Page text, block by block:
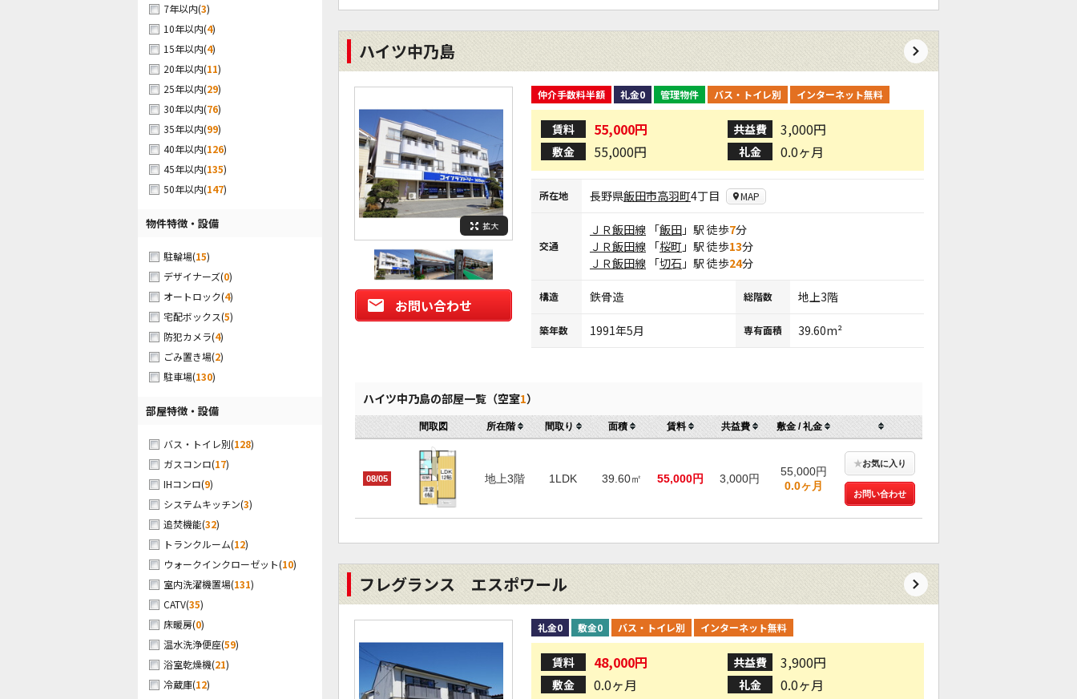
7年以内(3)
10年以内(4)
15年以内(4)
20年以内(11)
25年以内(29)
30年以内(76)
35年以内(99)
40年以内(126)
45年以内(135)
50年以内(147)
物件特徴・設備
駐輪場(15)
デザイナーズ(0)
オートロック(4)
宅配ボックス(5)
防犯カメラ(4)
ごみ置き場(2)
駐車場(130)
部屋特徴・設備
バス・トイレ別(128)
ガスコンロ(17)
IHコンロ(9)
システムキッチン(3)
追焚機能(32)
トランクルーム(12)
ウォークインクローゼット(10)
室内洗濯機置場(131)
CATV(35)
床暖房(0)
温水洗浄便座(59)
浴室乾燥機(21)
冷蔵庫(12)
ハイツ中乃島
拡大
お問い合わせ
仲介手数料半額 礼金0 管理物件 バス・トイレ別 インターネット無料
賃料 55,000円 共益費 3,000円
敷金 55,000円 礼金 0.0ヶ月
所在地 長野県飯田市高羽町4丁目 MAP
交通
ＪＲ飯田線 「飯田 」駅 徒歩7分
ＪＲ飯田線 「桜町 」駅 徒歩13分
ＪＲ飯田線 「切石 」駅 徒歩24分
構造 鉄骨造 総階数 地上3階
築年数 1991年5月 専有面積 39.60m²
ハイツ中乃島の部屋一覧（空室1）
間取図 所在階 間取り 面積 賃料 共益費 敷金 / 礼金
08/05 地上3階 1LDK 39.60㎡ 55,000円 3,000円
55,000円
0.0ヶ月
★お気に入り
お問い合わせ
フレグランス エスポワール
礼金0 敷金0 バス・トイレ別 インターネット無料
賃料 48,000円 共益費 3,900円
敷金 0.0ヶ月 礼金 0.0ヶ月